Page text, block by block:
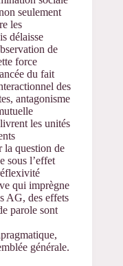
seulement
les
délaisse
de
force
du fait
des
antagonisme
les unités
la question de
sous l’effet
qui imprègne
AG, des effets
parole sont
générale.